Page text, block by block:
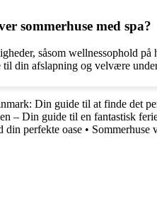
sommerhuse med spa?
såsom wellnessophold
til din afslapning og velvære
Din guide til at finde det
– Din guide til en fantastisk
din perfekte oase • Sommerhuse